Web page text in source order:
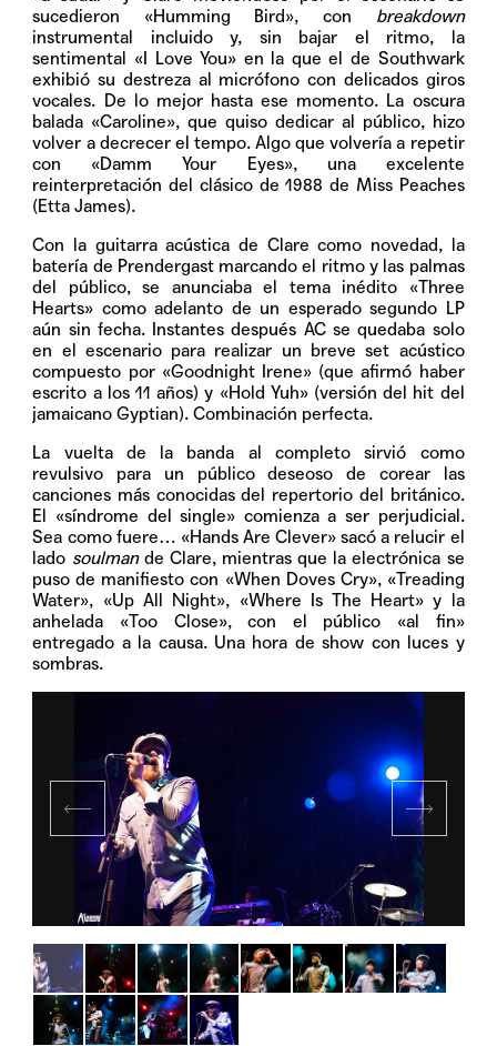
sucedieron «Humming Bird», con breakdown
instrumental incluido y, sin bajar el ritmo, la
sentimental «I Love You» en la que el de Southwark
exhibió su destreza al micrófono con delicados giros
vocales. De lo mejor hasta ese momento. La oscura
balada «Caroline», que quiso dedicar al público, hizo
volver a decrecer el tempo. Algo que volvería a repetir
con «Damm Your Eyes», una excelente
reinterpretación del clásico de 1988 de Miss Peaches
(Etta James).
Con la guitarra acústica de Clare como novedad, la
batería de Prendergast marcando el ritmo y las palmas
del público, se anunciaba el tema inédito «Three
Hearts» como adelanto de un esperado segundo LP
aún sin fecha. Instantes después AC se quedaba solo
en el escenario para realizar un breve set acústico
compuesto por «Goodnight Irene» (que afirmó haber
escrito a los 11 años) y «Hold Yuh» (versión del hit del
jamaicano Gyptian). Combinación perfecta.
La vuelta de la banda al completo sirvió como
revulsivo para un público deseoso de corear las
canciones más conocidas del repertorio del británico.
El «síndrome del single» comienza a ser perjudicial.
Sea como fuere… «Hands Are Clever» sacó a relucir el
lado soulmande Clare, mientras que la electrónica se
puso de manifiesto con «When Doves Cry», «Treading
Water», «Up All Night», «Where Is The Heart» y la
anhelada «Too Close», con el público «al fin»
entregado a la causa. Una hora de show con luces y
sombras.